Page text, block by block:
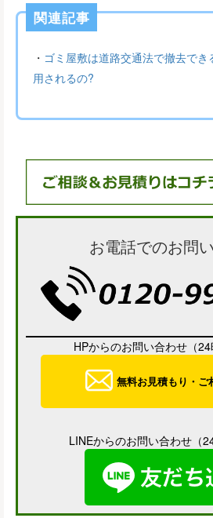
関連記事
・ ゴミ屋敷は道路交通法で撤去で
用されるの?
お電話でのお問
HPからのお問い合わせ（24
無料お見積もり・ご
LINEからのお問い合わせ（